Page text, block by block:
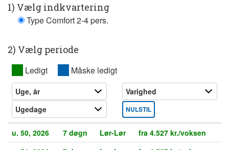
1) Vælg indkvartering
Type Comfort 2-4 pers.
2) Vælg periode
Ledigt Måske ledigt
NULSTIL
u. 50, 2026 7 døgn Lør-Lør
fra 4.527 kr./voksen